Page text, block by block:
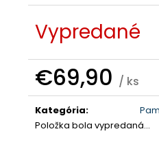
Vypredané
€69,90 / ks
Jednotková
cena:
Kategória:
Položka bola vypredaná…